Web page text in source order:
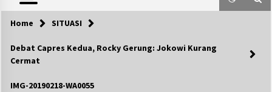
Home SITUASI
Debat Capres Kedua, Rocky Gerung: Jokowi Kurang
Cermat
IMG-20190218-WA0055